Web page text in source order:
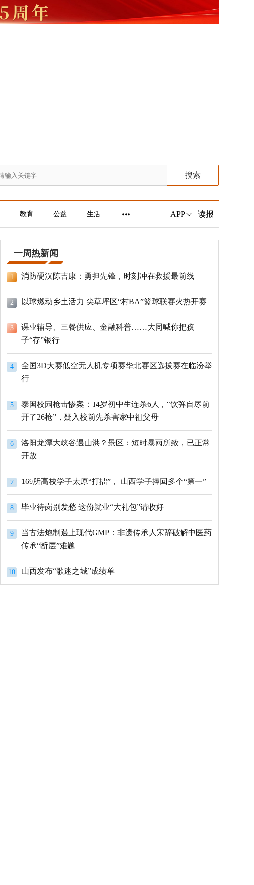
搜索
教育 公益 生活 APP 读报
一周热新闻
1 消防硬汉陈吉康：勇担先锋，时刻冲在救援最前线
2 以球燃动乡土活力 尖草坪区“村BA”篮球联赛火热开赛
3
课业辅导、三餐供应、金融科普……大同喊你把孩
子“存”银行
4
全国3D大赛低空无人机专项赛华北赛区选拔赛在临汾举
行
5
泰国校园枪击惨案：14岁初中生连杀6人，“饮弹自尽前
开了26枪”，疑入校前先杀害家中祖父母
6
洛阳龙潭大峡谷遇山洪？景区：短时暴雨所致，已正常
开放
7 169所高校学子太原“打擂”， 山西学子捧回多个“第一”
8 毕业待岗别发愁 这份就业“大礼包”请收好
9
当古法炮制遇上现代GMP：非遗传承人宋辞破解中医药
传承“断层”难题
10 山西发布“歌迷之城”成绩单